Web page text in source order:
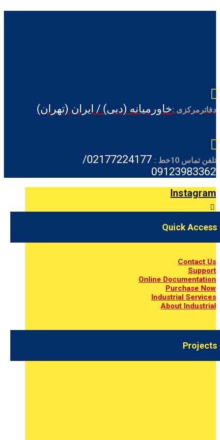
دفاترمرکزی :خاورمیانه (دبی) / ایران (تهران)
تلفن تماس 10خط :
02177224177/
09123983362
Instagram
Quick Access
Contact Us
Support
Online Documentation
Purchase Now
Industrial Services
About Industrial
Projects